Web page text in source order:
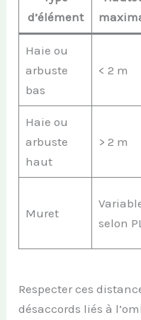
d’élément
Haie ou
arbuste
bas
< 2 m
Haie ou
arbuste
haut
> 2 m
Muret
selon
Respecter ces
désaccords liés à